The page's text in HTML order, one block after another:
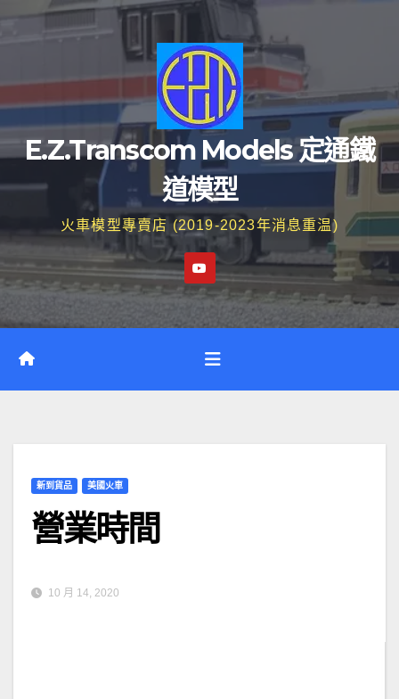
E.Z.Transcom Models 定通鐵
道模型
火車模型專賣店 (2019-2023年消息重温)
新到貨品 美國火車
營業時間
10 月 14, 2020